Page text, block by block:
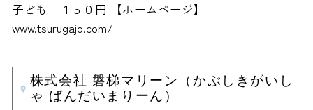
子ども １５０円 【ホームページ】
www.tsurugajo.com/
株式会社 磐梯マリーン（かぶしきがいし
ゃ ばんだいまりーん）